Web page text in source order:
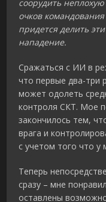
соорудить
очков
придется делить
нападение.
Сражаться с ИИ в
что первые два-три
может одолеть
контроля СКТ. Мое
закончилось тем,
врага и
с учетом того что у
Теперь
сразу – мне
оставлены